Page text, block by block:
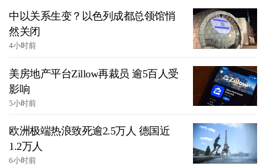
中以关系生变？以色列成都总领馆悄
然关闭
4小时前
美房地产平台Zillow再裁员 逾5百人受
影响
5小时前
欧洲极端热浪致死逾2.5万人 德国近
1.2万人
6小时前